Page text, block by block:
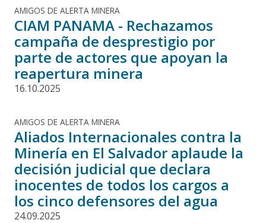
AMIGOS DE ALERTA MINERA
CIAM PANAMA - Rechazamos
campaña de desprestigio por
parte de actores que apoyan la
reapertura minera
16.10.2025
AMIGOS DE ALERTA MINERA
Aliados Internacionales contra la
Minería en El Salvador aplaude la
decisión judicial que declara
inocentes de todos los cargos a
los cinco defensores del agua
24.09.2025